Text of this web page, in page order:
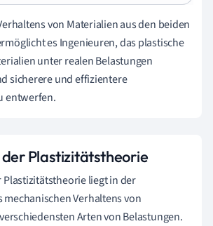
von Materialien aus den beiden
es Ingenieuren, das plastische
unter realen Belastungen
sicherere und effizientere
entwerfen.
Plastizitätstheorie
Plastizitätstheorie liegt in der
mechanischen Verhaltens von
Arten von Belastungen.